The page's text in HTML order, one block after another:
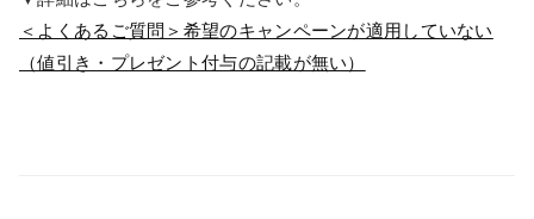
＜よくあるご質問＞希望のキャンペーンが適用していない
（値引き・プレゼント付与の記載が無い）